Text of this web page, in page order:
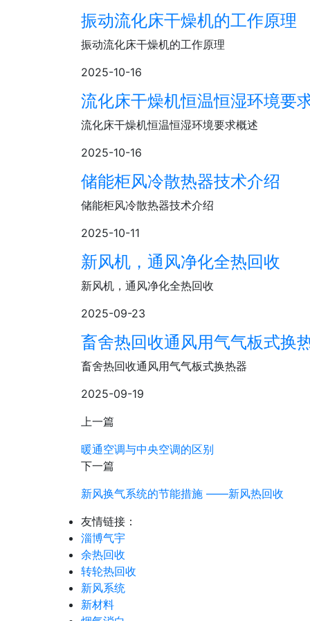
振动流化床干燥机的工作原理
振动流化床干燥机的工作原理
2025-10-16
流化床干燥机恒温恒湿环境要
流化床干燥机恒温恒湿环境要求概述
2025-10-16
储能柜风冷散热器技术介绍
储能柜风冷散热器技术介绍
2025-10-11
新风机，通风净化全热回收
新风机，通风净化全热回收
2025-09-23
畜舍热回收通风用气气板式换
畜舍热回收通风用气气板式换热器
2025-09-19
上一篇
暖通空调与中央空调的区别
下一篇
新风换气系统的节能措施 ——新风热回收
友情链接：
淄博气宇
余热回收
转轮热回收
新风系统
新材料